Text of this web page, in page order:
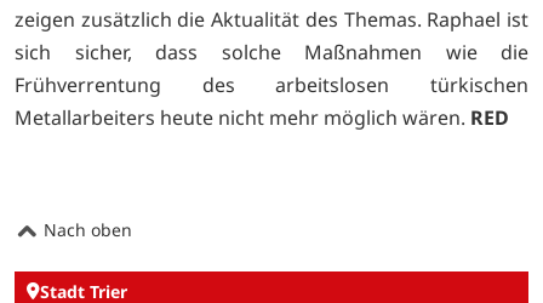
zeigen zusätzlich die Aktualität des Themas. Raphael ist
sich sicher, dass solche Maßnahmen wie die
Frühverrentung des arbeitslosen türkischen
Metallarbeiters heute nicht mehr möglich wären. RED
Nach oben
Stadt Trier